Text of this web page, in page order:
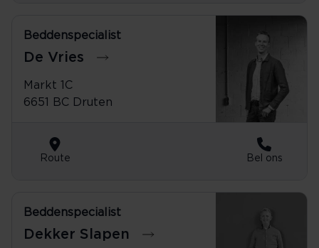
Beddenspecialist
De Vries
Markt 1C
6651 BC Druten
0487-525978
Route Bel ons
Beddenspecialist
Dekker Slapen
0528-371300